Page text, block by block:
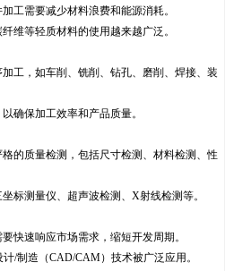
工需要减少材料浪费和能源消耗。
维等轻质材料的使用越来越广泛。
工，如车削、铣削、钻孔、磨削、焊接、装
确保加工效率和产品质量。
的质量检测，包括尺寸检测、材料检测、性
标测量仪、超声波检测、X射线检测等。
快速响应市场需求，缩短开发周期。
/制造（CAD/CAM）技术被广泛应用。